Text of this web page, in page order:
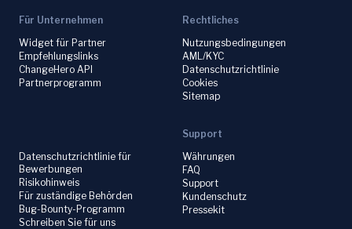
Für Unternehmen
Widget für Partner
Empfehlungslinks
ChangeHero API
Partnerprogramm
Rechtliches
Nutzungsbedingungen
AML/KYC
Datenschutzrichtlinie
Cookies
Sitemap
Datenschutzrichtlinie für
Bewerbungen
Risikohinweis
Für zuständige Behörden
Bug-Bounty-Programm
Schreiben Sie für uns
Support
Währungen
FAQ
Support
Kundenschutz
Pressekit